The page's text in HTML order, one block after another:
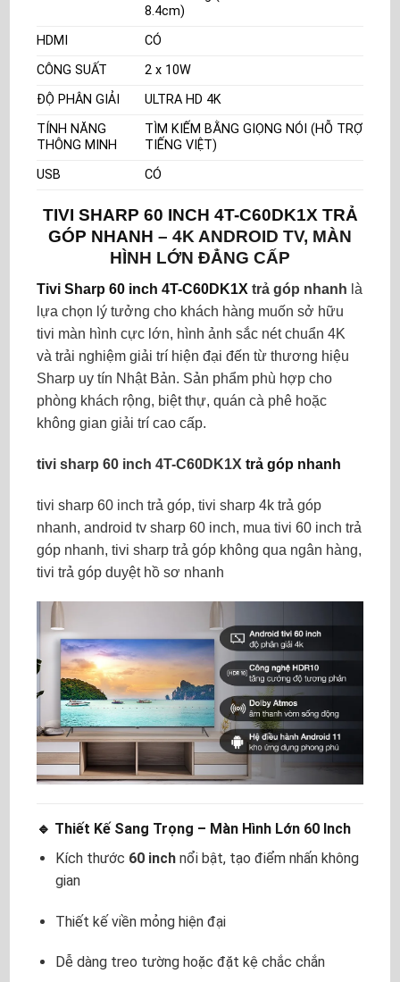
8.4cm)
HDMI
CÓ
CÔNG SUẤT
2 x 10W
ĐỘ PHÂN GIẢI
ULTRA HD 4K
TÍNH NĂNG
THÔNG MINH
TÌM KIẾM BẰNG GIỌNG NÓI (HỖ TRỢ
TIẾNG VIỆT)
USB
CÓ
TIVI SHARP 60 INCH 4T-C60DK1X TRẢ
GÓP NHANH – 4K ANDROID TV, MÀN
HÌNH LỚN ĐẲNG CẤP
Tivi Sharp 60 inch 4T-C60DK1X trả góp nhanh là
lựa chọn lý tưởng cho khách hàng muốn sở hữu
tivi màn hình cực lớn, hình ảnh sắc nét chuẩn 4K
và trải nghiệm giải trí hiện đại đến từ thương hiệu
Sharp uy tín Nhật Bản. Sản phẩm phù hợp cho
phòng khách rộng, biệt thự, quán cà phê hoặc
không gian giải trí cao cấp.
tivi sharp 60 inch 4T-C60DK1X trả góp nhanh
tivi sharp 60 inch trả góp, tivi sharp 4k trả góp
nhanh, android tv sharp 60 inch, mua tivi 60 inch trả
góp nhanh, tivi sharp trả góp không qua ngân hàng,
tivi trả góp duyệt hồ sơ nhanh
🔹 Thiết Kế Sang Trọng – Màn Hình Lớn 60 Inch
Kích thước 60 inchnổi bật, tạo điểm nhấn không
gian
Thiết kế viền mỏng hiện đại
Dễ dàng treo tường hoặc đặt kệ chắc chắn